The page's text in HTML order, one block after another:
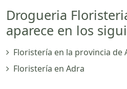
Drogueria
aparece en los
Floristería en la provincia de
Floristería en Adra